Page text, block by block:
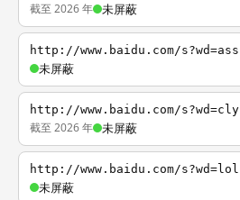
截至 2026 年 未屏蔽
http://www.baidu.com/s?wd=ass
未屏蔽
http://www.baidu.com/s?wd=cly
截至 2026 年 未屏蔽
http://www.baidu.com/s?wd=lol
未屏蔽